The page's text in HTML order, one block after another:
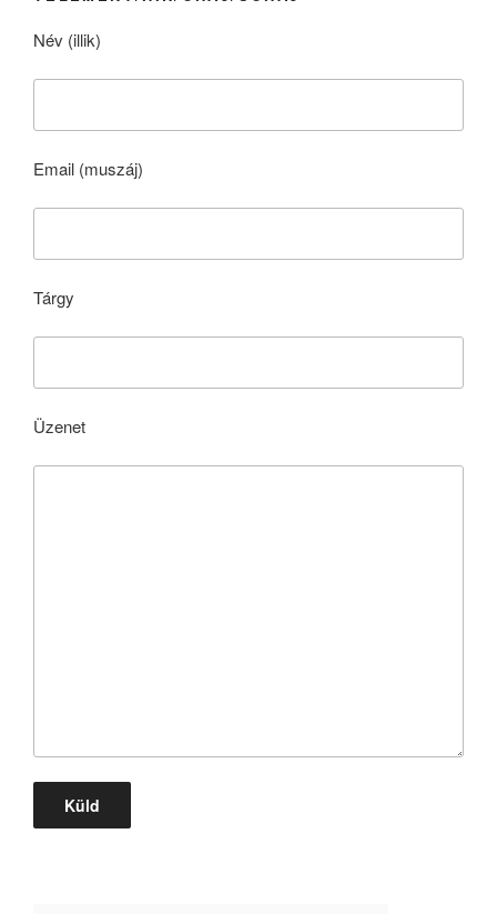
Név (illik)
Email (muszáj)
Tárgy
Üzenet